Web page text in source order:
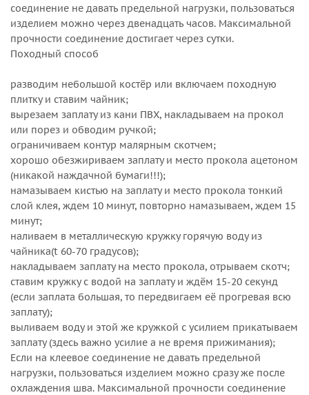
соединение не давать предельной нагрузки, пользоваться
изделием можно через двенадцать часов. Максимальной
прочности соединение достигает через сутки.
Походный способ
разводим небольшой костёр или включаем походную
плитку и ставим чайник;
вырезаем заплату из кани ПВХ, накладываем на прокол
или порез и обводим ручкой;
ограничиваем контур малярным скотчем;
хорошо обезжириваем заплату и место прокола ацетоном
(никакой наждачной бумаги!!!);
намазываем кистью на заплату и место прокола тонкий
слой клея, ждем 10 минут, повторно намазываем, ждем 15
минут;
наливаем в металлическую кружку горячую воду из
чайника(t 60-70 градусов);
накладываем заплату на место прокола, отрываем скотч;
ставим кружку с водой на заплату и ждём 15-20 секунд
(если заплата большая, то передвигаем её прогревая всю
заплату);
выливаем воду и этой же кружкой с усилием прикатываем
заплату (здесь важно усилие а не время прижимания);
Если на клеевое соединение не давать предельной
нагрузки, пользоваться изделием можно сразу же после
охлаждения шва. Максимальной прочности соединение